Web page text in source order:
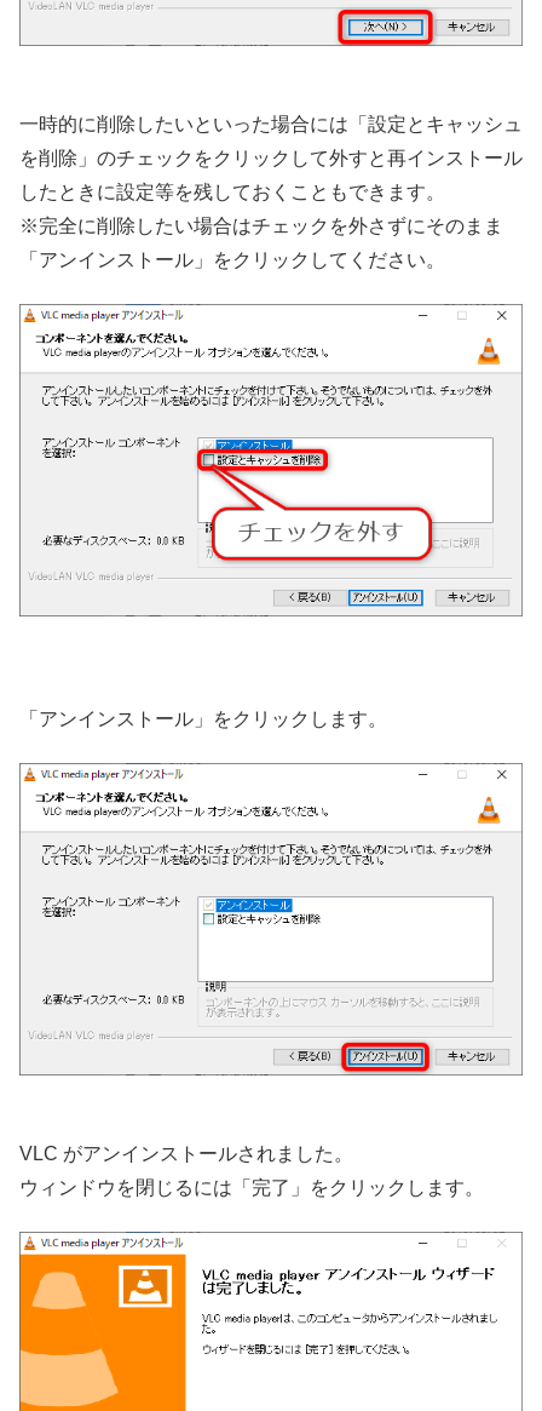
一時的に削除したいといった場合には「設定とキャッシュ
を削除」のチェックをクリックして外すと再インストール
したときに設定等を残しておくこともできます。
※完全に削除したい場合はチェックを外さずにそのまま
「アンインストール」をクリックしてください。
「アンインストール」をクリックします。
VLC がアンインストールされました。
ウィンドウを閉じるには「完了」をクリックします。